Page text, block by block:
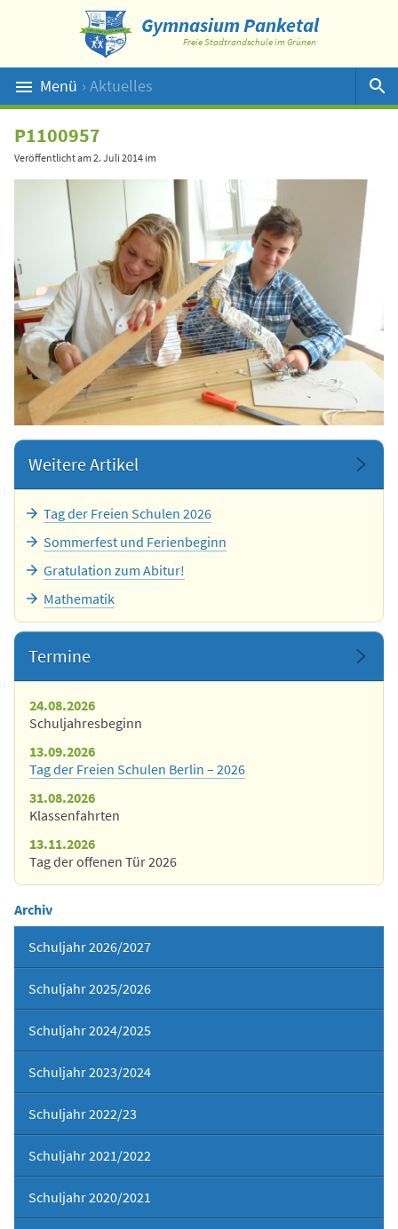
Gymnasium Panketal
Freie Stadtrandschule im Grünen
Menü › Aktuelles
Suche
P1100957
Veröffentlicht am 2. Juli 2014 im
Weitere Artikel
Tag der Freien Schulen 2026
Sommerfest und Ferienbeginn
Gratulation zum Abitur!
Mathematik
Termine
24.08.2026
Schuljahresbeginn
13.09.2026
Tag der Freien Schulen Berlin – 2026
31.08.2026
Klassenfahrten
13.11.2026
Tag der offenen Tür 2026
Archiv
Schuljahr 2026/2027
Schuljahr 2025/2026
Schuljahr 2024/2025
Schuljahr 2023/2024
Schuljahr 2022/23
Schuljahr 2021/2022
Schuljahr 2020/2021